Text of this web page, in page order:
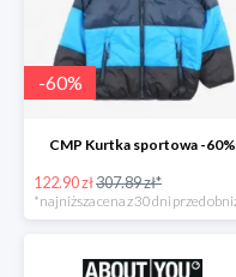
-60%
CMP Kurtka sportowa -60%
122.90 zł307.89 zł*